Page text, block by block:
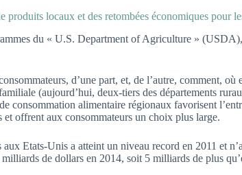
locaux et des retombées économiques pour
du « U.S. Department of Agriculture »
d’une part, et, de l’autre, comment,
(aujourd’hui, deux-tiers des départements
consommation alimentaire régionaux favorisent
et offrent aux consommateurs un choix plus large.
Etats-Unis a atteint un niveau record en 2011 et
de dollars en 2014, soit 5 milliards de plus